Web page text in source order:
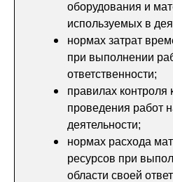
оборудования и
используемых в
нормах затрат
при выполнении
ответственности;
правилах контроля
проведения работ
деятельности;
нормах расхода
ресурсов при
области своей